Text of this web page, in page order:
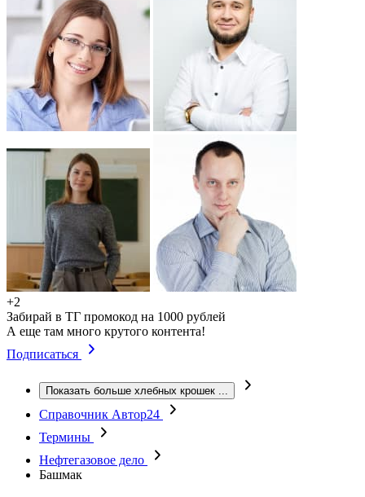
+2
Забирай в ТГ промокод на 1000 рублей
А еще там много крутого контента!
Подписаться
Показать больше хлебных крошек ...
Справочник Автор24
Термины
Нефтегазовое дело
Башмак